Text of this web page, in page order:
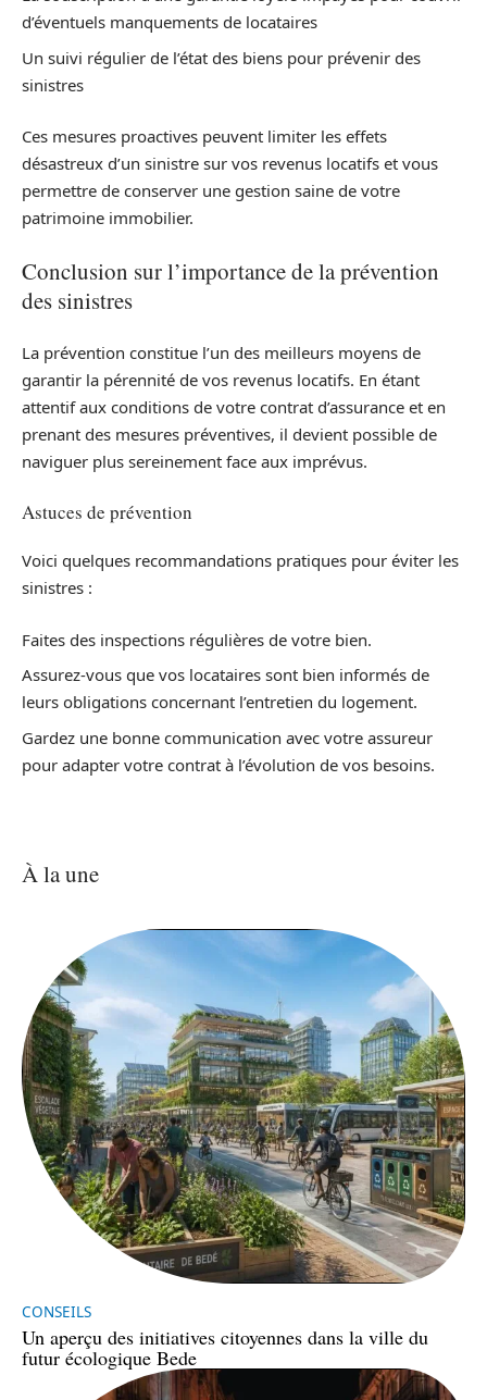
d’éventuels manquements de locataires
Un suivi régulier de l’état des biens pour prévenir des
sinistres
Ces mesures proactives peuvent limiter les effets
désastreux d’un sinistre sur vos revenus locatifs et vous
permettre de conserver une gestion saine de votre
patrimoine immobilier.
Conclusion sur l’importance de la prévention
des sinistres
La prévention constitue l’un des meilleurs moyens de
garantir la pérennité de vos revenus locatifs. En étant
attentif aux conditions de votre contrat d’assurance et en
prenant des mesures préventives, il devient possible de
naviguer plus sereinement face aux imprévus.
Astuces de prévention
Voici quelques recommandations pratiques pour éviter les
sinistres :
Faites des inspections régulières de votre bien.
Assurez-vous que vos locataires sont bien informés de
leurs obligations concernant l’entretien du logement.
Gardez une bonne communication avec votre assureur
pour adapter votre contrat à l’évolution de vos besoins.
À la une
CONSEILS
Un aperçu des initiatives citoyennes dans la ville du
futur écologique Bede